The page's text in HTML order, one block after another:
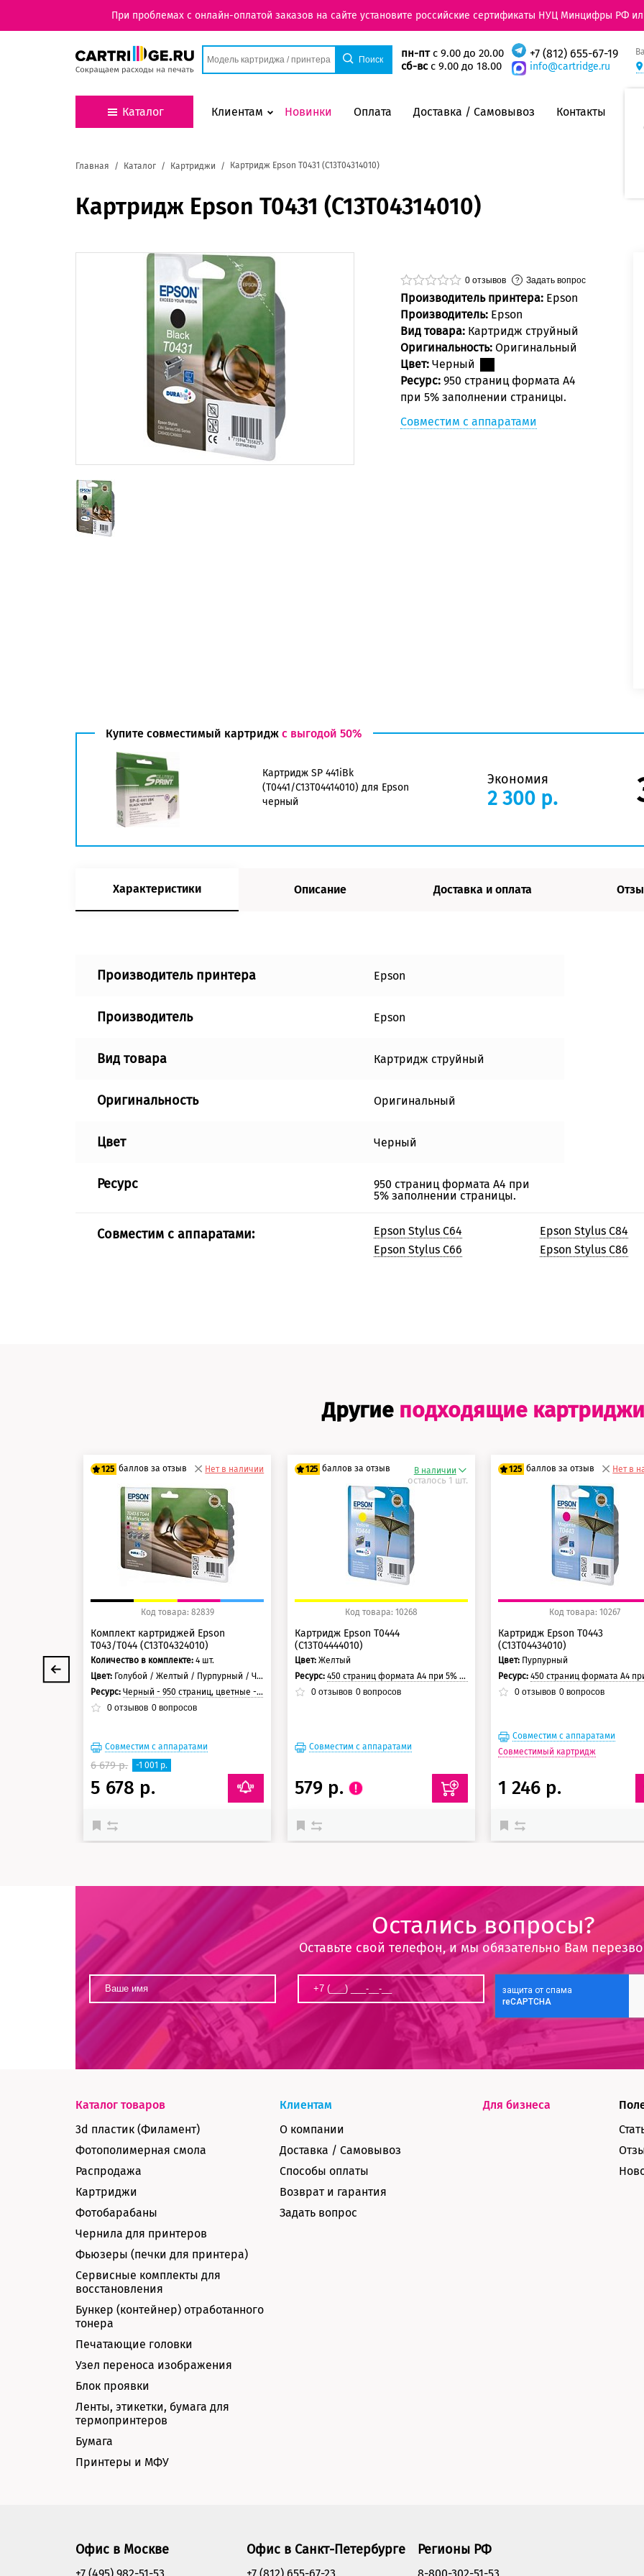
При проблемах с онлайн-оплатой заказов на сайте установите российские сертификаты НУЦ Минцифры РФ
пн-птс 9.00 до 20.00
сб-всс 9.00 до 18.00
+7 (812) 655-67-19
info@cartridge.ru
Каталог Клиентам Новинки Оплата Доставка / Самовывоз Контакты
Главная Каталог Картриджи Картридж Epson T0431 (C13T04314010)
Картридж Epson T0431 (C13T04314010)
0 отзывов Задать вопрос
Производитель принтера: Epson
Производитель: Epson
Вид товара: Картридж струйный
Оригинальность: Оригинальный
Цвет: Черный
Ресурс: 950 страниц формата А4
при 5% заполнении страницы.
Совместим с аппаратами
Купите совместимый картридж с выгодой 50%
Картридж SP 441iBk
(T0441/C13T04414010) для Epson
черный
Экономия
2 300 р.
Характеристики Описание Доставка и оплата
Производитель принтера Epson
Производитель Epson
Вид товара Картридж струйный
Оригинальность Оригинальный
Цвет Черный
Ресурс
950 страниц формата А4 при
5% заполнении страницы.
Совместим с аппаратами:
Epson Stylus C64
Epson Stylus C66
Epson Stylus C84
Epson Stylus C86
Другие подходящие картриджи
125 баллов за отзыв
100 баллов
125 баллов
Нет в наличии
Код товара: 82839
Комплект картриджей Epson
T043/T044 (C13T04324010)
Количество в комплекте: 4 шт.
Цвет: Голубой / Желтый / Пурпурный / Черный
Ресурс:Черный - 950 страниц, цветные - 450 страниц
0 отзывов 0 вопросов
Совместим с аппаратами
6 679 р. -1 001 р.
5 678 р.
125 баллов за отзыв
100 баллов
125 баллов
В наличии
осталось 1 шт.
Код товара: 10268
Картридж Epson T0444
(C13T04444010)
Цвет: Желтый
Ресурс: 450 страниц формата А4 при 5% заполнении страницы.
0отзывов 0вопросов
Совместим с аппаратами
579 р.
125 баллов за отзыв
100 баллов
125 баллов
Нет в
Код товара: 10267
Картридж Epson T0443
(C13T04434010)
Цвет: Пурпурный
Ресурс:450 страниц формата А4 при 5% заполнении
0 отзывов 0 вопросов
Совместим с аппаратами
Совместимый картридж
1 246 р.
Остались вопросы?
Оставьте свой телефон, и мы обязательно Вам
Каталог товаров
3d пластик (Филамент)
Фотополимерная смола
Распродажа
Картриджи
Фотобарабаны
Чернила для принтеров
Фьюзеры (печки для принтера)
Сервисные комплекты для
восстановления
Бункер (контейнер) отработанного
тонера
Печатающие головки
Узел переноса изображения
Блок проявки
Ленты, этикетки, бумага для
термопринтеров
Бумага
Принтеры и МФУ
Клиентам
О компании
Доставка / Самовывоз
Способы оплаты
Возврат и гарантия
Задать вопрос
Для бизнеса
Офис в Москве
+7 (495) 982-51-53
Офис в Санкт-Петербурге
+7 (812) 655-67-23
Регионы РФ
8-800-302-51-53